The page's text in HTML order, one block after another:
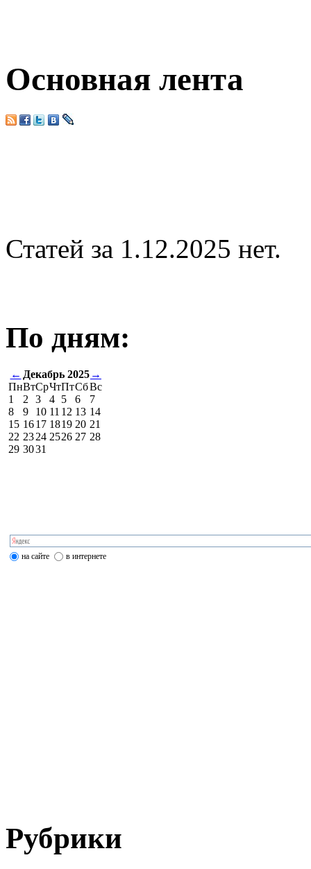
Основная лента
Статей за 1.12.2025 нет.
По дням:
← Декабрь 2025 →
ПнВтСрЧтПтСбВс
1
2 3 4 5 6
7
8
9 10 11 12 13 14
15 1617 1819 20 21
22 2324 2526 27 28
29 3031
на сайте в интернете
Рубрики